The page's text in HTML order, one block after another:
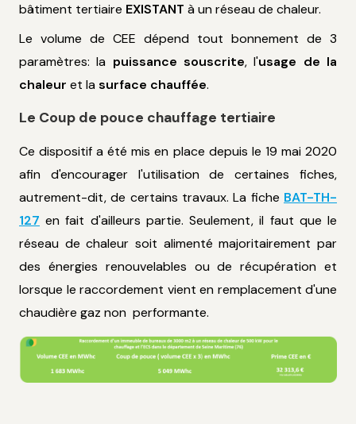
bâtiment tertiaire EXISTANT à un réseau de chaleur.
Le volume de CEE dépend tout bonnement de 3
paramètres: la puissance souscrite, l'usage de la
chaleur et la surface chauffée.
Le Coup de pouce chauffage tertiaire
Ce dispositif a été mis en place depuis le 19 mai 2020
afin d'encourager l'utilisation de certaines fiches,
autrement-dit, de certains travaux. La fiche BAT-TH-
127 en fait d'ailleurs partie. Seulement, il faut que le
réseau de chaleur soit alimenté majoritairement par
des énergies renouvelables ou de récupération et
lorsque le raccordement vient en remplacement d'une
chaudière gaz non performante.